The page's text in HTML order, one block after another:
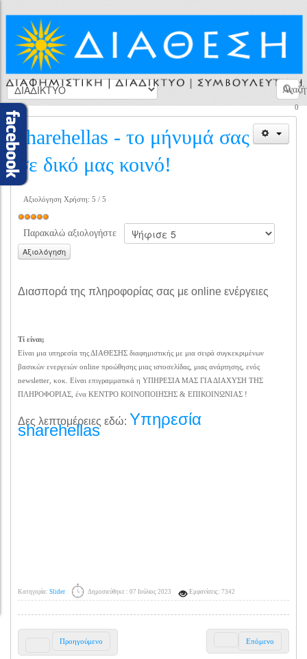
0
sharehellas - το μήνυμά σας
σε δικό μας κοινό!
Αξιολόγηση Χρήστη: 5 / 5
Παρακαλώ αξιολογήστε
Διασπορά της πληροφορίας σας με online ενέργειες
Τί είναι;
Είναι μια υπηρεσία της ΔΙΑΘΕΣΗΣ διαφημιστικής με μια σειρά συγκεκριμένων
βασικών ενεργειών online προώθησης μιας ιστοσελίδας, μιας ανάρτησης, ενός
newsletter, κοκ. Είναι επιγραμματικά η ΥΠΗΡΕΣΙΑ ΜΑΣ ΓΙΑ ΔΙΑΧΥΣΗ ΤΗΣ
ΠΛΗΡΟΦΟΡΙΑΣ, ένα ΚΕΝΤΡΟ ΚΟΙΝΟΠΟΙΗΣΗΣ & ΕΠΙΚΟΙΝΩΝΙΑΣ !
Δες λεπτομέρειες εδώ: Υπηρεσία
sharehellas
Κατηγορία: Slider Δημοσιεύθηκε : 07 Ιούλιος 2023 Εμφανίσεις: 7342
Προηγούμενο Επόμενο